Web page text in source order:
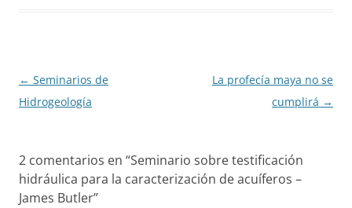
Navegación
de
← Seminarios de
Hidrogeología
La profecía maya no se
cumplirá →
2 comentarios en “Seminario sobre testificación
hidráulica para la caracterización de acuíferos –
James Butler”